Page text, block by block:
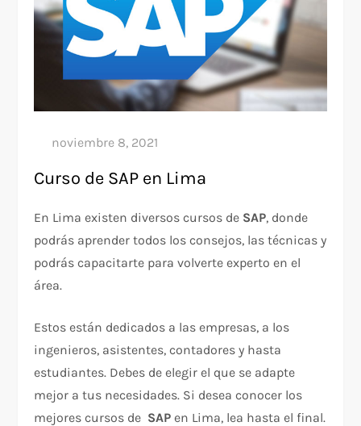
Curso de SAP en Lima
En Lima existen diversos cursos de SAP, donde
podrás aprender todos los consejos, las técnicas y
podrás capacitarte para volverte experto en el
área.
Estos están dedicados a las empresas, a los
ingenieros, asistentes, contadores y hasta
estudiantes. Debes de elegir el que se adapte
mejor a tus necesidades. Si desea conocer los
mejores cursos de SAP en Lima, lea hasta el final.